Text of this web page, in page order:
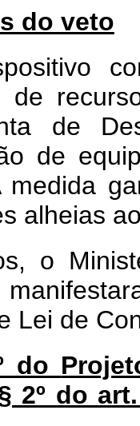
do veto
de
de
de
medida
alheias
o
Lei de
do
2º do